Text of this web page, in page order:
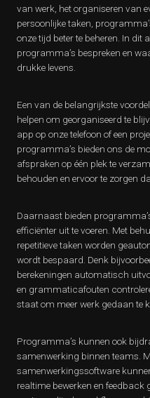
van werk, het organiseren van
persoonlijke taken,
onze tijd beter te beheren. In dit
programma’s bespreken en
drukke levens.
Een van de belangrijkste
helpen om georganiseerd te
app op onze telefoon of een
programma’s bieden ons de
afspraken op één plek te
behouden en ervoor te zorgen
Daarnaast bieden
efficiënter uit te voeren. Met
repetitieve taken worden
wordt bespaard. Denk
berekeningen automatisch
en grammaticafouten
staat om meer werk gedaan te
Programma’s kunnen ook
samenwerking binnen teams.
samenwerkingssoftware
realtime bewerken en feedback